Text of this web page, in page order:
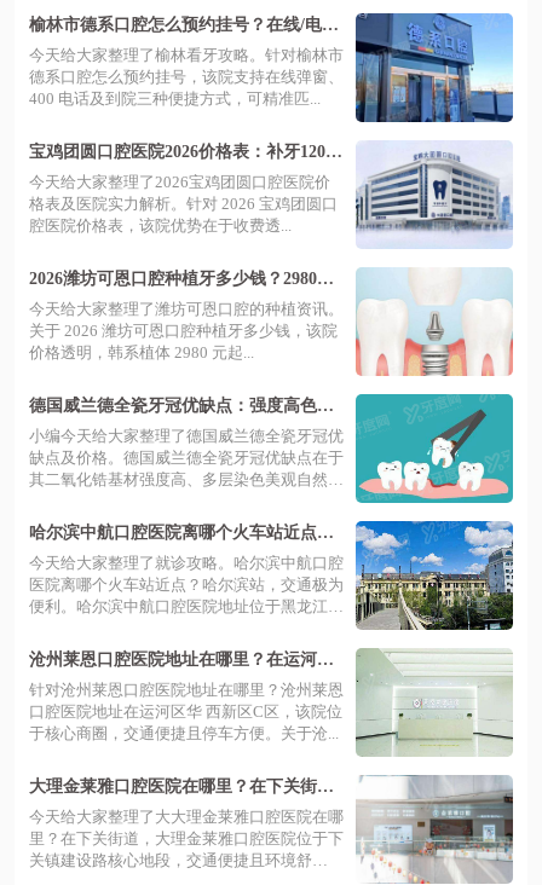
榆林市德系口腔怎么预约挂号？在线/电话/
到院都可，全年无休早8:30-晚20:00
今天给大家整理了榆林看牙攻略。针对榆林市
德系口腔怎么预约挂号，该院支持在线弹窗、
400 电话及到院三种便捷方式，可精准匹...
宝鸡团圆口腔医院2026价格表：补牙120元
起+洗牙68元起+活动义齿500元起
今天给大家整理了2026宝鸡团圆口腔医院价
格表及医院实力解析。针对 2026 宝鸡团圆口
腔医院价格表，该院优势在于收费透...
2026潍坊可恩口腔种植牙多少钱？2980元
起，数字化种植技术好
今天给大家整理了潍坊可恩口腔的种植资讯。
关于 2026 潍坊可恩口腔种植牙多少钱，该院
价格透明，韩系植体 2980 元起...
德国威兰德全瓷牙冠优缺点：强度高色泽
真，全瓷牙2000元起一颗
小编今天给大家整理了德国威兰德全瓷牙冠优
缺点及价格。德国威兰德全瓷牙冠优缺点在于
其二氧化锆基材强度高、多层染色美观自然
哈尔滨中航口腔医院离哪个火车站近点？
哈尔滨站，技术靠谱地址明确，预约挂号
便捷高效。
今天给大家整理了就诊攻略。哈尔滨中航口腔
医院离哪个火车站近点？哈尔滨站，交通极为
便利。哈尔滨中航口腔医院地址位于黑龙江
沧州莱恩口腔医院地址在哪里？在运河
区，预约挂号便捷且收费标准不贵
针对沧州莱恩口腔医院地址在哪里？沧州莱恩
口腔医院地址在运河区华 西新区C区，该院位
于核心商圈，交通便捷且停车方便。关于沧...
大理金莱雅口腔医院在哪里？在下关街
道，正规机构技术靠谱，附价格表与预约
挂号指南
今天给大家整理了大大理金莱雅口腔医院在哪
里？在下关街道，大理金莱雅口腔医院位于下
关镇建设路核心地段，交通便捷且环境舒